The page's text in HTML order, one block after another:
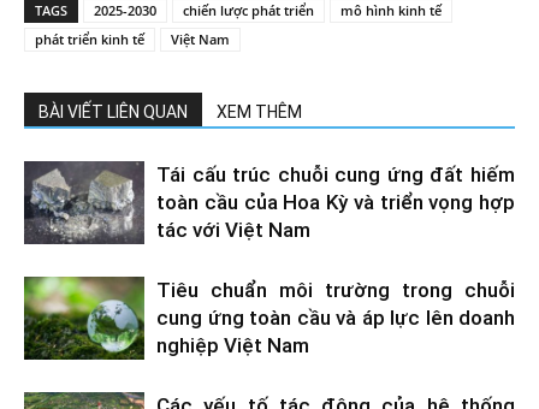
TAGS 2025-2030 chiến lược phát triển
mô hình kinh tế
phát triển kinh tế
Việt Nam
BÀI VIẾT LIÊN QUAN XEM THÊM
Tái cấu trúc chuỗi cung ứng đất hiếm
toàn cầu của Hoa Kỳ và triển vọng hợp
tác với Việt Nam
Tiêu chuẩn môi trường trong chuỗi
cung ứng toàn cầu và áp lực lên doanh
nghiệp Việt Nam